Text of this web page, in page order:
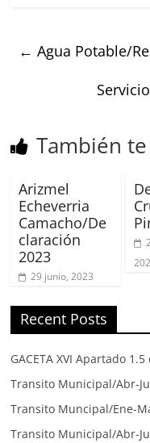
← Agua Potable/
También
Arizmel
Echeverria
Camacho/De
claración
2023
29 junio, 2023
Recent Posts
GACETA XVI Apartado
Transito Municipal/Abr-
Transito Muncipal/Ene-
Transito Municipal/Abr-